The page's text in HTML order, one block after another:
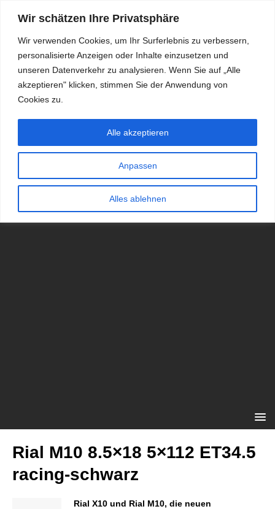
Wir schätzen Ihre Privatsphäre
Wir verwenden Cookies, um Ihr Surferlebnis zu verbessern,
personalisierte Anzeigen oder Inhalte einzusetzen und
unseren Datenverkehr zu analysieren. Wenn Sie auf „Alle
akzeptieren" klicken, stimmen Sie der Anwendung von
Cookies zu.
Anpassen
Alles ablehnen
Alle akzeptieren
RDKS.EXPERT
TESTS, EXPERTEN-TIPPS RUND UM DAS THEMA RDKS UND
Rial M10 8.5×18 5×112 ET34.5
racing-schwarz
Rial X10 und Rial M10, die neuen